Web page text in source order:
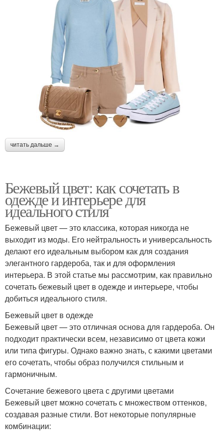
читать дальше →
Бежевый цвет: как сочетать в
одежде и интерьере для
идеального стиля
Бежевый цвет — это классика, которая никогда не
выходит из моды. Его нейтральность и универсальность
делают его идеальным выбором как для создания
элегантного гардероба, так и для оформления
интерьера. В этой статье мы рассмотрим, как правильно
сочетать бежевый цвет в одежде и интерьере, чтобы
добиться идеального стиля.
Бежевый цвет в одежде
Бежевый цвет — это отличная основа для гардероба. Он
подходит практически всем, независимо от цвета кожи
или типа фигуры. Однако важно знать, с какими цветами
его сочетать, чтобы образ получился стильным и
гармоничным.
Сочетание бежевого цвета с другими цветами
Бежевый цвет можно сочетать с множеством оттенков,
создавая разные стили. Вот некоторые популярные
комбинации: